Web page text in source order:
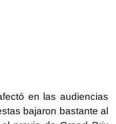
en las audiencias
bajaron bastante al